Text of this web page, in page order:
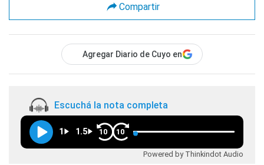
Compartir
Agregar Diario de Cuyo en
Escuchá la nota completa
1 1.5 10 10
Powered by Thinkindot Audio